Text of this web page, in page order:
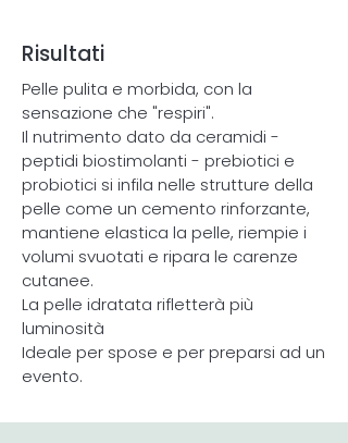
Risultati
Pelle pulita e morbida, con la
sensazione che "respiri".
Il nutrimento dato da ceramidi -
peptidi biostimolanti - prebiotici e
probiotici si infila nelle strutture della
pelle come un cemento rinforzante,
mantiene elastica la pelle, riempie i
volumi svuotati e ripara le carenze
cutanee.
La pelle idratata rifletterà più
luminosità
Ideale per spose e per preparsi ad un
evento.